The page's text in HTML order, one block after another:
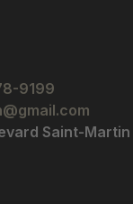
9199
Saint-Martin